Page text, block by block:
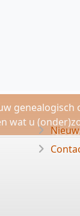
genealogisch
wat u